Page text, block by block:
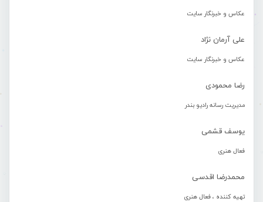
عکاس و خبرنگار سایت
علی آرمان نژاد
عکاس و خبرنگار سایت
رضا محمودی
مدیریت رسانه رادیو بندر
یوسف قشمی
فعال هنری
محمدرضا اقدسی
تهیه کننده ، فعال هنری